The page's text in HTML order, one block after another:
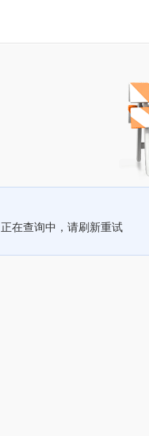
正在查询中，请刷新重试